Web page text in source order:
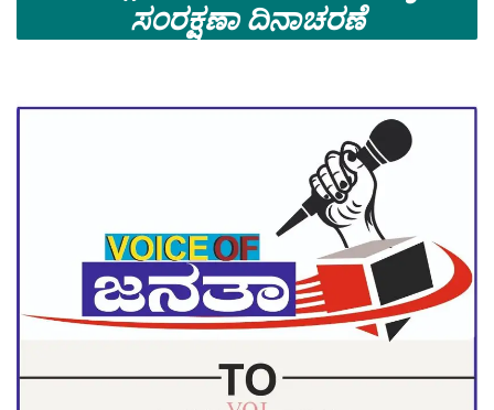
ಸಂರಕ್ಷಣಾ ದಿನಾಚರಣೆ